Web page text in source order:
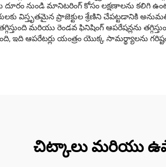
నుండి మానిటరింగ్ కోసం లక్షణాలను కలిగి
ప్రాజెక్టుల శ్రేణిని చేపట్టడానికి
మరియు రెండవ ఫినిషింగ్ ఆపరేషన్లను
ఇది ఆపరేటర్లు యంత్రం యొక్క
చిట్కాలు మరియు